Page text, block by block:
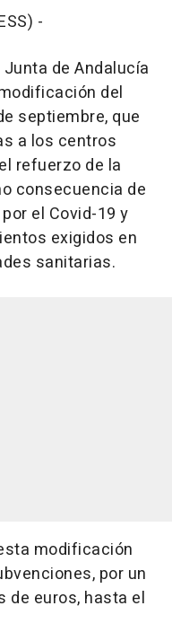
-
de Andalucía
del
septiembre, que
a los centros
refuerzo de la
consecuencia de
el Covid-19 y
exigidos en
sanitarias.
modificación
por un
de euros, hasta el